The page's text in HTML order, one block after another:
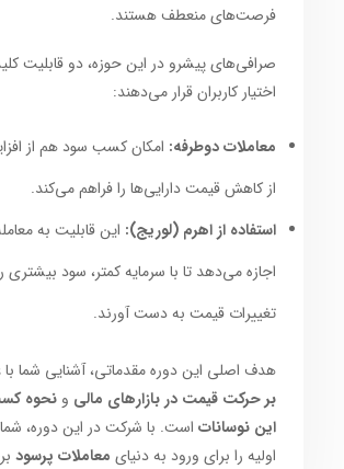
فرصت‌های منعطف هستند.
صرافی‌های پیشرو در این حوزه، دو قابلیت
اختیار کاربران قرار می‌دهند:
معاملات دوطرفه: امکان کسب سود هم از
از کاهش قیمت دارایی‌ها را فراهم می‌کند.
استفاده از اهرم (لوریج): این قابلیت به
اجازه می‌دهد تا با سرمایه کمتر، سود بیشتری
تغییرات قیمت به دست آورند.
هدف اصلی این دوره مقدماتی، آشنایی شما با
بر حرکت قیمت در بازارهای مالی ونحوه
این نوسانات است. با شرکت در این دوره،
اولیه را برای ورود به دنیای معاملات پرسود